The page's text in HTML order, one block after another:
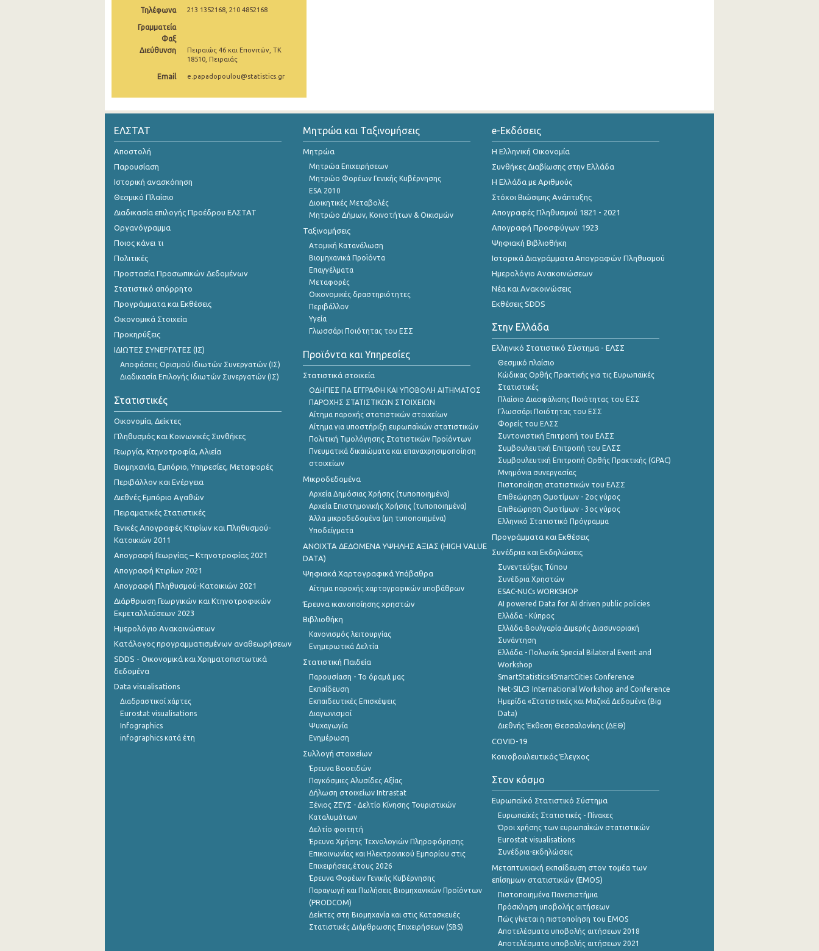
Ιανουαρίου 2025
Δεκεμβρίου 2024
Σεπτεμβρίου 2024
Αυγούστου 2024
Ιουλίου 2024
Ιουνίου 2024
Μαΐου 2024
Μαρτίου 2024
Ιανουαρίου 2024
Δεκεμβρίου 2023
Νοεμβρίου 2023
Οκτωβρίου 2023
Αυγούστου 2023
Ιουλίου 2023
Ιουνίου 2023
Μαΐου 2023
Απριλίου 2023
Φεβρουαρίου 2023
Ιανουαρίου 2023
Δεκεμβρίου 2022
Νοεμβρίου 2022
Οκτωβρίου 2022
Σεπτεμβρίου 2022
Αυγούστου 2022
Ιουλίου 2022
Μαΐου 2022
Τηλέφωνα 213 1352168, 210 4852168
Γραμματεία
Φαξ
Διεύθυνση
Πειραιώς 46 και Επονιτών, ΤΚ
18510, Πειραιάς
Email e.papadopoulou@statistics.gr
ΕΛΣΤΑΤ
Αποστολή
Παρουσίαση
Ιστορική ανασκόπηση
Θεσμικό Πλαίσιο
Διαδικασία επιλογής Προέδρου ΕΛΣΤΑΤ
Οργανόγραμμα
Ποιος κάνει τι
Πολιτικές
Προστασία Προσωπικών Δεδομένων
Στατιστικό απόρρητο
Προγράμματα και Εκθέσεις
Οικονομικά Στοιχεία
Προκηρύξεις
ΙΔΙΩΤΕΣ ΣΥΝΕΡΓΑΤΕΣ (ΙΣ)
Αποφάσεις Ορισμού Ιδιωτών Συνεργατών (ΙΣ)
Διαδικασία Επιλογής Ιδιωτών Συνεργατών (ΙΣ)
Στατιστικές
Οικονομία, Δείκτες
Πληθυσμός και Κοινωνικές Συνθήκες
Γεωργία, Κτηνοτροφία, Αλιεία
Βιομηχανία, Εμπόριο, Υπηρεσίες, Μεταφορές
Περιβάλλον και Ενέργεια
Διεθνές Εμπόριο Αγαθών
Πειραματικές Στατιστικές
Γενικές Απογραφές Κτιρίων και Πληθυσμού-
Κατοικιών 2011
Απογραφή Γεωργίας – Κτηνοτροφίας 2021
Απογραφή Κτιρίων 2021
Απογραφή Πληθυσμού-Κατοικιών 2021
Διάρθρωση Γεωργικών και Κτηνοτροφικών
Εκμεταλλεύσεων 2023
Ημερολόγιο Ανακοινώσεων
Κατάλογος προγραμματισμένων αναθεωρήσεων
SDDS - Οικονομικά και Χρηματοπιστωτικά
δεδομένα
Data visualisations
Διαδραστικοί χάρτες
Eurostat visualisations
Infographics
infographics κατά έτη
Μητρώα και Ταξινομήσεις
Μητρώα
Μητρώα Επιχειρήσεων
Μητρώο Φορέων Γενικής Κυβέρνησης
ESA 2010
Διοικητικές Μεταβολές
Μητρώο Δήμων, Κοινοτήτων & Οικισμών
Ταξινομήσεις
Ατομική Κατανάλωση
Βιομηχανικά Προϊόντα
Επαγγέλματα
Μεταφορές
Οικονομικές δραστηριότητες
Περιβάλλον
Υγεία
Γλωσσάρι Ποιότητας του ΕΣΣ
Προϊόντα και Υπηρεσίες
Στατιστικά στοιχεία
ΟΔΗΓΙΕΣ ΓΙΑ ΕΓΓΡΑΦΗ ΚΑΙ ΥΠΟΒΟΛΗ ΑΙΤΗΜΑΤΟΣ
ΠΑΡΟΧΗΣ ΣΤΑΤΙΣΤΙΚΩΝ ΣΤΟΙΧΕΙΩΝ
Αίτημα παροχής στατιστικών στοιχείων
Αίτημα για υποστήριξη ευρωπαϊκών στατιστικών
Πολιτική Τιμολόγησης Στατιστικών Προϊόντων
Πνευματικά δικαιώματα και επαναχρησιμοποίηση
στοιχείων
Μικροδεδομένα
Αρχεία Δημόσιας Χρήσης (τυποποιημένα)
Αρχεία Επιστημονικής Χρήσης (τυποποιημένα)
Άλλα μικροδεδομένα (μη τυποποιημένα)
Υποδείγματα
ANOIXTA ΔΕΔΟΜΕΝΑ ΥΨΗΛΗΣ ΑΞΙΑΣ (HIGH VALUE
DATA)
Ψηφιακά Χαρτογραφικά Υπόβαθρα
Αίτημα παροχής χαρτογραφικών υποβάθρων
Έρευνα ικανοποίησης χρηστών
Βιβλιοθήκη
Κανονισμός λειτουργίας
Ενημερωτικά Δελτία
Στατιστική Παιδεία
Παρουσίαση - Το όραμά μας
Εκπαίδευση
Εκπαιδευτικές Επισκέψεις
Διαγωνισμοί
Ψυχαγωγία
Ενημέρωση
Συλλογή στοιχείων
Έρευνα Βοοειδών
Παγκόσμιες Αλυσίδες Αξίας
Δήλωση στοιχείων Intrastat
Ξένιος ΖΕΥΣ - Δελτίο Κίνησης Τουριστικών
Καταλυμάτων
Δελτίο φοιτητή
Έρευνα Χρήσης Τεχνολογιών Πληροφόρησης
Επικοινωνίας και Ηλεκτρονικού Εμπορίου στις
Επιχειρήσεις,έτους 2026
Έρευνα Φορέων Γενικής Κυβέρνησης
Παραγωγή και Πωλήσεις Βιομηχανικών Προϊόντων
(PRODCOM)
Δείκτες στη Βιομηχανία και στις Κατασκευές
Στατιστικές Διάρθρωσης Επιχειρήσεων (SBS)
e-Εκδόσεις
Η Ελληνική Οικονομία
Συνθήκες Διαβίωσης στην Ελλάδα
Η Ελλάδα με Αριθμούς
Στόχοι Βιώσιμης Ανάπτυξης
Απογραφές Πληθυσμού 1821 - 2021
Απογραφή Προσφύγων 1923
Ψηφιακή Βιβλιοθήκη
Ιστορικά Διαγράμματα Απογραφών Πληθυσμού
Ημερολόγιο Ανακοινώσεων
Νέα και Ανακοινώσεις
Εκθέσεις SDDS
Στην Ελλάδα
Ελληνικό Στατιστικό Σύστημα - ΕΛΣΣ
Θεσμικό πλαίσιο
Κώδικας Ορθής Πρακτικής για τις Ευρωπαϊκές
Στατιστικές
Πλαίσιο Διασφάλισης Ποιότητας του ΕΣΣ
Γλωσσάρι Ποιότητας του ΕΣΣ
Φορείς του ΕΛΣΣ
Συντονιστική Επιτροπή του ΕΛΣΣ
Συμβουλευτική Επιτροπή του ΕΛΣΣ
Συμβουλευτική Επιτροπή Ορθής Πρακτικής (GPAC)
Μνημόνια συνεργασίας
Πιστοποίηση στατιστικών του ΕΛΣΣ
Επιθεώρηση Ομοτίμων - 2ος γύρος
Επιθεώρηση Ομοτίμων - 3ος γύρος
Ελληνικό Στατιστικό Πρόγραμμα
Προγράμματα και Εκθέσεις
Συνέδρια και Εκδηλώσεις
Συνεντεύξεις Τύπου
Συνέδρια Χρηστών
ESAC-NUCs WORKSHOP
AI powered Data for AI driven public policies
Ελλάδα - Κύπρος
Ελλάδα-Βουλγαρία-Διμερής Διασυνοριακή
Συνάντηση
Ελλάδα - Πολωνία Special Bilateral Event and
Workshop
SmartStatistics4SmartCities Conference
Net-SILC3 International Workshop and Conference
Ημερίδα «Στατιστικές και Μαζικά Δεδομένα (Big
Data)
Διεθνής Έκθεση Θεσσαλονίκης (ΔΕΘ)
COVID-19
Κοινοβουλευτικός Έλεγχος
Στον κόσμο
Ευρωπαϊκό Στατιστικό Σύστημα
Ευρωπαϊκές Στατιστικές - Πίνακες
Όροι χρήσης των ευρωπαΪκών στατιστικών
Eurostat visualisations
Συνέδρια-εκδηλώσεις
Μεταπτυχιακή εκπαίδευση στον τομέα των
επίσημων στατιστικών (EMOS)
Πιστοποιημένα Πανεπιστήμια
Πρόσκληση υποβολής αιτήσεων
Πώς γίνεται η πιστοποίηση του EMOS
Αποτελέσματα υποβολής αιτήσεων 2018
Αποτελέσματα υποβολής αιτήσεων 2021